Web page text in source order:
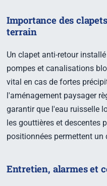
Importance des
terrain
Un clapet anti-retour
pompes et canalisations
vital en cas de fortes
l'aménagement paysager
garantir que l'eau ruisselle
les gouttières et descentes
positionnées permettent un
Entretien, alarmes et